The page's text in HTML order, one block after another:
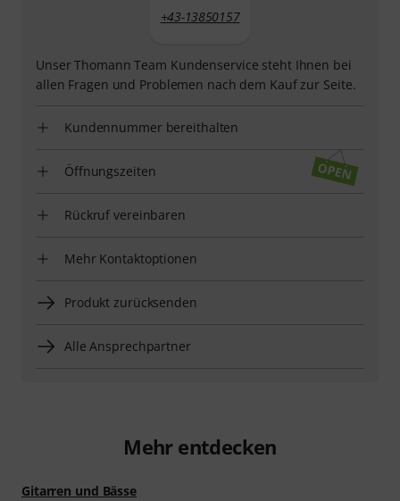
+43-13850157
Unser Thomann Team Kundenservice steht Ihnen bei
allen Fragen und Problemen nach dem Kauf zur Seite.
Kundennummer bereithalten
Öffnungszeiten
Rückruf vereinbaren
Mehr Kontaktoptionen
Produkt zurücksenden
Alle Ansprechpartner
Mehr entdecken
Gitarren und Bässe